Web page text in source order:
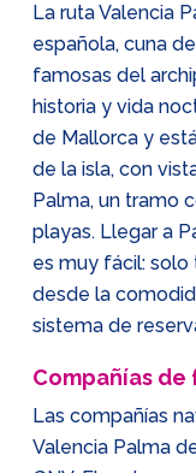
La ruta Valencia
española, cuna
famosas del
historia y vida
de Mallorca y
de la isla, con
Palma, un tramo
playas. Llegar a
es muy fácil: solo
desde la
sistema de
Compañías de
Las compañías
Valencia Palma